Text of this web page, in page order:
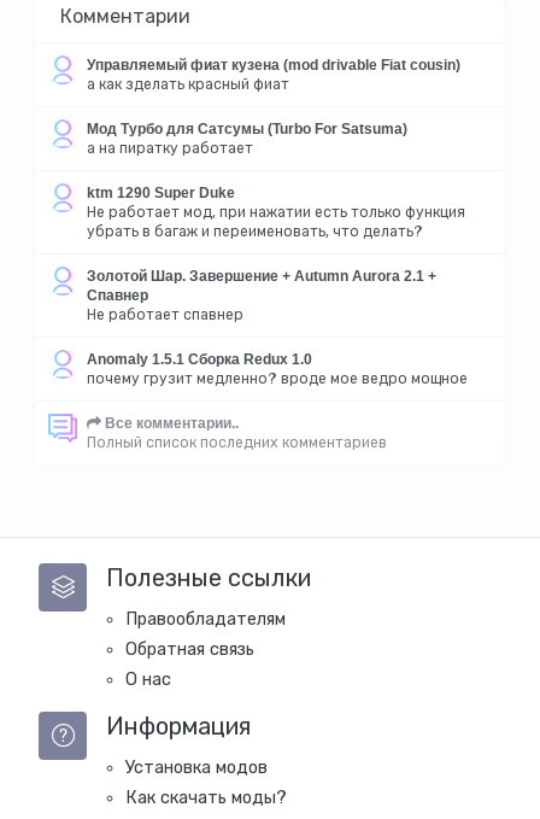
Комментарии
Управляемый фиат кузена (mod drivable Fiat cousin)
а как зделать красный фиат
Мод Турбо для Сатсумы (Turbo For Satsuma)
а на пиратку работает
ktm 1290 Super Duke
Не работает мод, при нажатии есть только функция
убрать в багаж и переименовать, что делать?
Золотой Шар. Завершение + Autumn Aurora 2.1 +
Спавнер
Не работает спавнер
Anomaly 1.5.1 Сборка Redux 1.0
почему грузит медленно? вроде мое ведро мощное
Все комментарии..
Полный список последних комментариев
Полезные ссылки
Правообладателям
Обратная связь
О нас
Информация
Установка модов
Как скачать моды?